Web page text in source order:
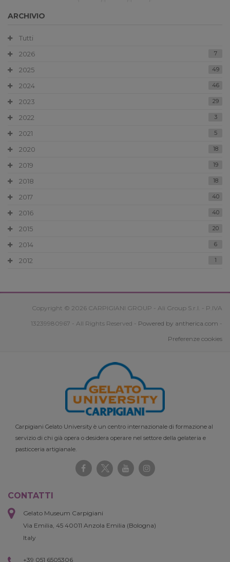
ARCHIVIO
Tutti
2026
7
2025 49
2024 46
2023 29
2022 3
2021 5
2020 18
2019 19
2018 18
2017 40
2016 40
2015 20
2014 6
2012 1
Copyright © 2026 CARPIGIANI GROUP - Ali Group S.r.l. - P.IVA
13239980967 - All Rights Reserved - Powered by antherica.com -
Preferenze cookies
Carpigiani Gelato University è un centro internazionale di formazione al
servizio di chi già opera o desidera operare nel settore della gelateria e
pasticceria artigianale.
CONTATTI
Gelato Museum Carpigiani
Via Emilia, 45 40011 Anzola Emilia (Bologna)
Italy
+39 051 6505306